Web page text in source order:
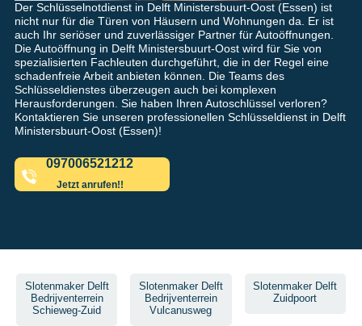
Der Schlüsselnotdienst in Delft Ministersbuurt-Oost (Essen) ist
nicht nur für die Türen von Häusern und Wohnungen da. Er ist
auch Ihr seriöser und zuverlässiger Partner für Autoöffnungen.
Die Autoöffnung in Delft Ministersbuurt-Oost wird für Sie von
spezialisierten Fachleuten durchgeführt, die in der Regel eine
schadenfreie Arbeit anbieten können. Die Teams des
Schlüsseldienstes überzeugen auch bei komplexen
Herausforderungen. Sie haben Ihren Autoschlüssel verloren?
Kontaktieren Sie unseren professionellen Schlüsseldienst in Delft
Ministersbuurt-Oost (Essen)!
097006521212
Jetzt anrufen!!
Slotenmaker Delft
Bedrijventerrein
Schieweg-Zuid
Slotenmaker Delft
Bedrijventerrein
Vulcanusweg
Slotenmaker Delft
Zuidpoort